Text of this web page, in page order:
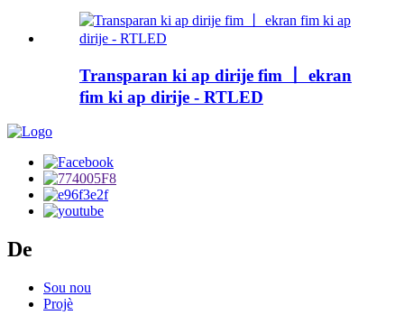
Transparan ki ap dirije fim 丨 ekran
fim ki ap dirije - RTLED
De
Sou nou
Projè